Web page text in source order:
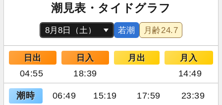
潮見表・タイドグラフ
若潮 月齢24.7
日出 日入 月出 月入
04:55 18:39 14:49
潮時 06:49 15:19 17:59 23:39